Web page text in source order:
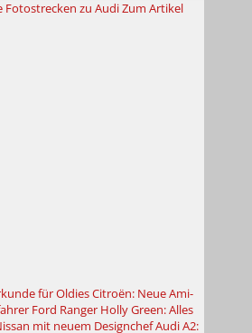
Fotostrecken zu AudiZum Artikel
für OldiesCitroën: Neue Ami-
Ford Ranger Holly Green: Alles
mit neuem DesignchefAudi A2: